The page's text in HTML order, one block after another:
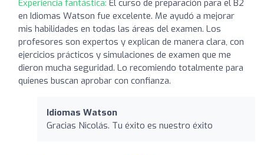
Experiencia fantástica: El curso de preparación para el B2
en Idiomas Watson fue excelente. Me ayudó a mejorar
mis habilidades en todas las áreas del examen. Los
profesores son expertos y explican de manera clara, con
ejercicios prácticos y simulaciones de examen que me
dieron mucha seguridad. Lo recomiendo totalmente para
quienes buscan aprobar con confianza.
Idiomas Watson
Gracias Nicolás. Tu éxito es nuestro éxito